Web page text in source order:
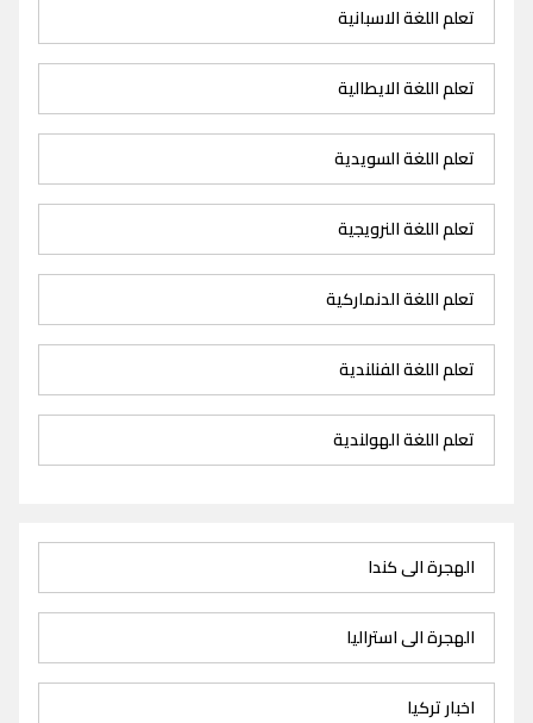
تعلم اللغة الاسبانية
تعلم اللغة الايطالية
تعلم اللغة السويدية
تعلم اللغة النرويجية
تعلم اللغة الدنماركية
تعلم اللغة الفنلندية
تعلم اللغة الهولندية
الهجرة الى كندا
الهجرة الى استراليا
اخبار تركيا